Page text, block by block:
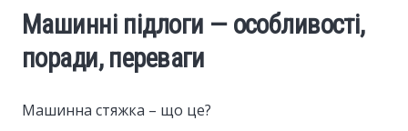
Машинні підлоги — особливості,
поради, переваги
Машинна стяжка – що це?